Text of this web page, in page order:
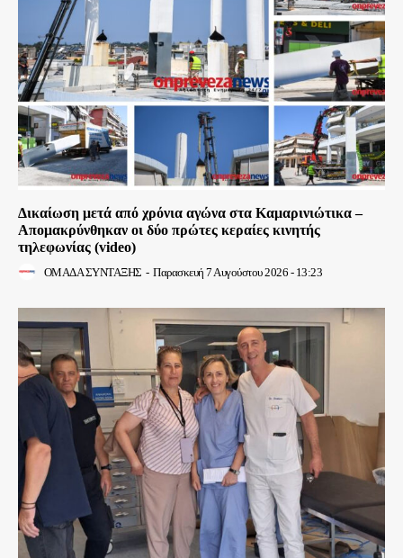
Δικαίωση μετά από χρόνια αγώνα στα Καμαρινιώτικα –
Απομακρύνθηκαν οι δύο πρώτες κεραίες κινητής
τηλεφωνίας (video)
ΟΜΑΔΑ ΣΥΝΤΑΞΗΣ - Παρασκευή 7 Αυγούστου 2026 - 13:23